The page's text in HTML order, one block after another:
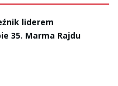
liderem
35. Marma Rajdu